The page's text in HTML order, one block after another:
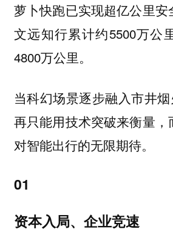
萝卜快跑已实现超亿公里安
文远知行累计约5500万公
4800万公里。
当科幻场景逐步融入市井
再只能用技术突破来衡量，
对智能出行的无限期待。
01
资本入局、企业竞速